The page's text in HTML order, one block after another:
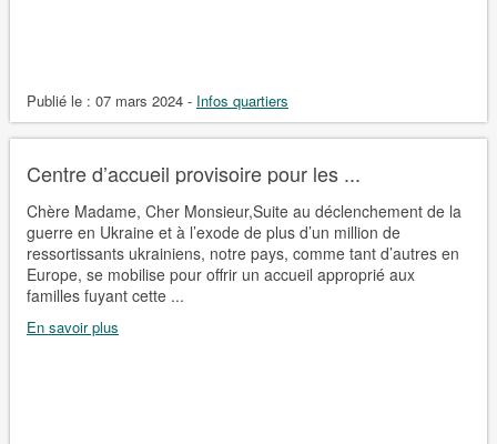
Publié le : 07 mars 2024 - Infos quartiers
Centre d’accueil provisoire pour les ...
Chère Madame, Cher Monsieur,Suite au déclenchement de la
guerre en Ukraine et à l’exode de plus d’un million de
ressortissants ukrainiens, notre pays, comme tant d’autres en
Europe, se mobilise pour offrir un accueil approprié aux
familles fuyant cette ...
En savoir plus